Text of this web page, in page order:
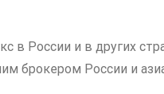
в России и в других
брокером России и